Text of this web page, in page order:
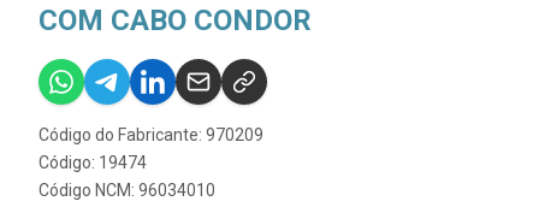
COM CABO CONDOR
Código do Fabricante: 970209
Código: 19474
Código NCM: 96034010